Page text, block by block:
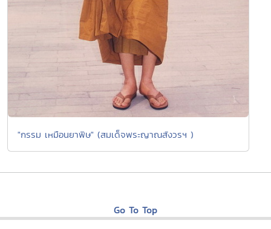
"กรรม เหมือนยาพิษ" (สมเด็จพระญาณสังวรฯ )
Go To Top